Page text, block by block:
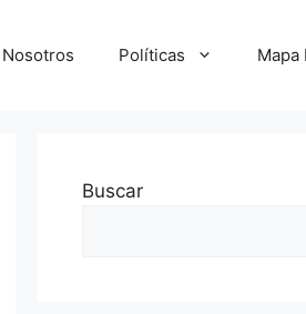
Políticas Mapa
Buscar